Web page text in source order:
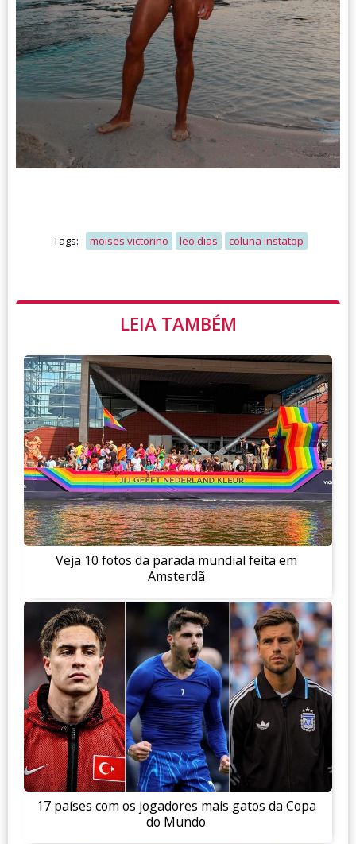
Tags: moises victorino leo dias coluna instatop
LEIA TAMBÉM
Veja 10 fotos da parada mundial feita em
Amsterdã
17 países com os jogadores mais gatos da Copa
do Mundo